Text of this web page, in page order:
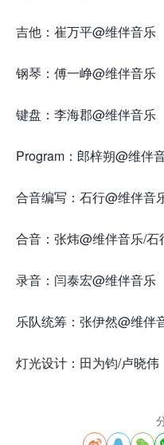
吉他：崔万平@维伴音乐
钢琴：傅一峥@维伴音乐
键盘：李海郡@维伴音乐
Program：郎梓朔@维伴
合音编写：石行@维伴音
合音：张炜@维伴音乐/
录音：闫泰宏@维伴音乐
乐队统筹：张伊然@维伴
灯光设计：田为钧/卢晓伟